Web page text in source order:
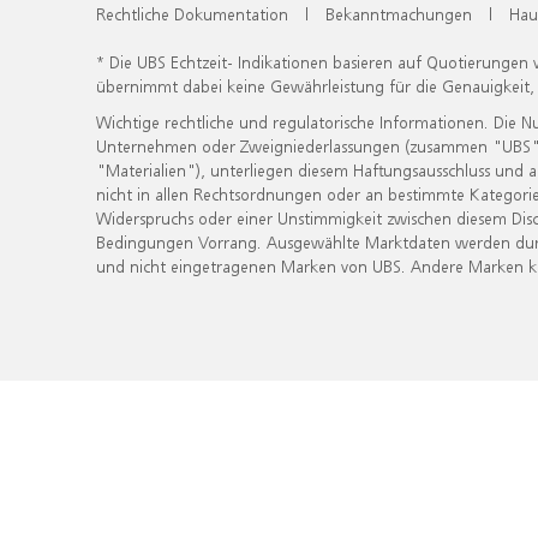
Rechtliche Dokumentation | Bekanntmachungen |
* Die UBS Echtzeit- Indikationen basieren auf
übernimmt dabei keine Gewährleistung für die
Wichtige rechtliche und regulatorische Informationen. Die
Unternehmen oder Zweigniederlassungen (zusammen
"Materialien"), unterliegen diesem Haftungsausschluss
nicht in allen Rechtsordnungen oder an bestimmte
Widerspruchs oder einer Unstimmigkeit zwischen diesem
Bedingungen Vorrang. Ausgewählte Marktdaten werden
und nicht eingetragenen Marken von UBS. Andere Marken